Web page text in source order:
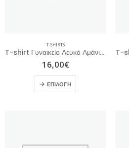
T-SHIRTS
T-shirt Γυναικείο Λευκό Αμάνικο
16,00€
ΕΠΙΛΟΓΉ